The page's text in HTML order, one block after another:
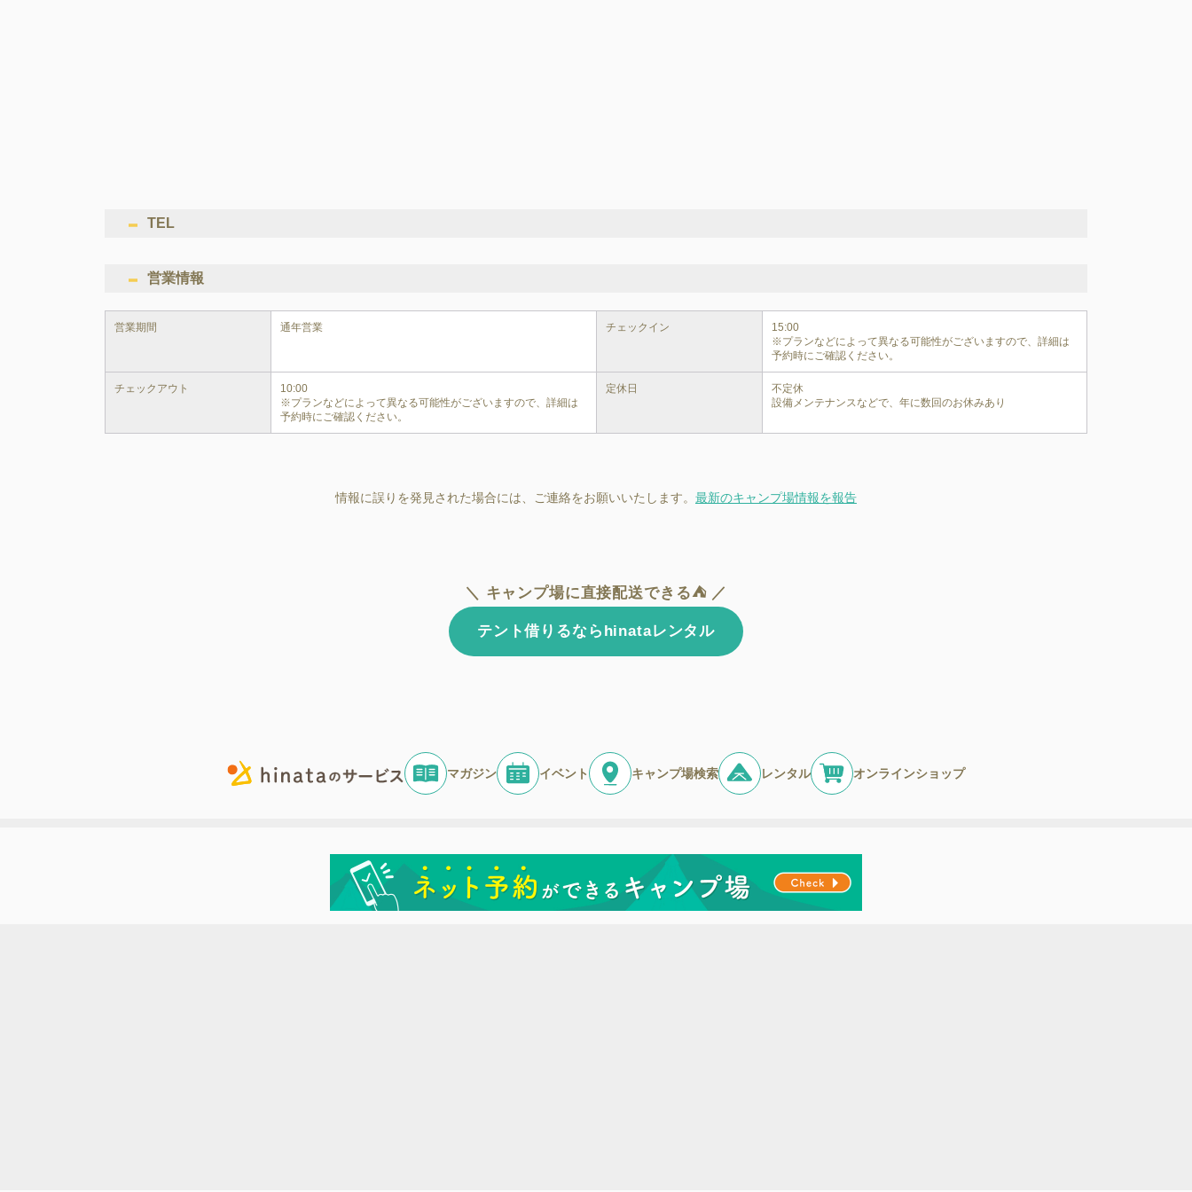
TEL
営業情報
営業期間 通年営業 チェックイン
15:00
※プランなどによって異なる可能性がございますので、詳細は
予約時にご確認ください。
チェックアウト
10:00
※プランなどによって異なる可能性がございますので、詳細は
予約時にご確認ください。
定休日
不定休
設備メンテナンスなどで、年に数回のお休みあり
情報に誤りを発見された場合には、ご連絡をお願いいたします。 最新のキャンプ場情報を報告
＼ キャンプ場に直接配送できる⛺ ／
テント借りるならhinataレンタル
マガジン イベント キャンプ場検索 レンタル オンラインショップ